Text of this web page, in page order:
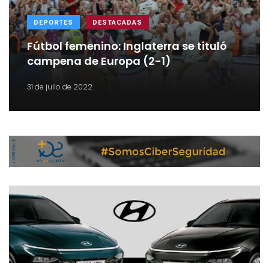
DEPORTES DESTACADAS
Fútbol femenino: Inglaterra se tituló
campena de Europa (2-1)
31 de julio de 2022